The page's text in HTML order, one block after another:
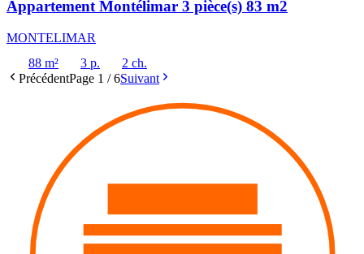
Appartement Montélimar 3 pièce(s) 83 m2
MONTELIMAR
88 m²
3 p.
2 ch.
PrécédentPage 1 /6Suivant